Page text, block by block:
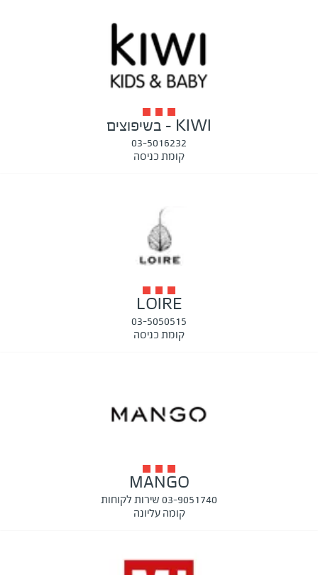
KIWI - בשיפוצים
03-5016232
קומת כניסה
LOIRE
03-5050515
קומת כניסה
MANGO
03-9051740 שירות לקוחות
קומה עליונה